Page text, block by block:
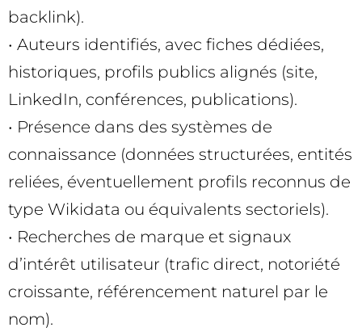
backlink).
• Auteurs identifiés, avec fiches dédiées,
historiques, profils publics alignés (site,
LinkedIn, conférences, publications).
• Présence dans des systèmes de
connaissance (données structurées, entités
reliées, éventuellement profils reconnus de
type Wikidata ou équivalents sectoriels).
• Recherches de marque et signaux
d’intérêt utilisateur (trafic direct, notoriété
croissante, référencement naturel par le
nom).